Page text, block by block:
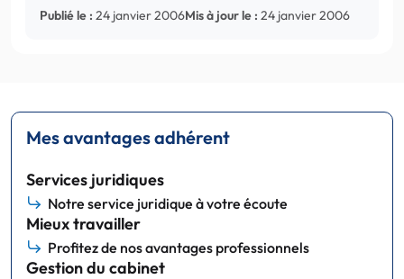
Publié le : 24 janvier 2006Mis à jour le : 24 janvier 2006
Mes avantages adhérent
Services juridiques
Notre service juridique à votre écoute
Mieux travailler
Profitez de nos avantages professionnels
Gestion du cabinet